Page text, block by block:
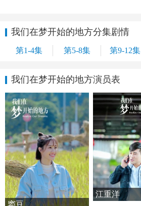
我们在梦开始的地方分集剧情
第1-4集 第5-8集 第9-12集
我们在梦开始的地方演员表
窦豆
江重洋